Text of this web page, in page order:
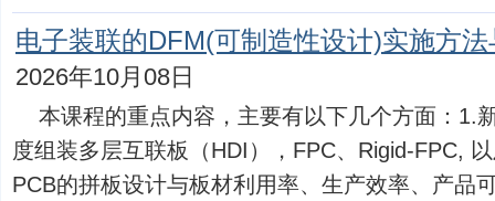
电子装联的DFM(可制造性设计)实施方
2026年10月08日
本课程的重点内容，主要有以下几个方面：1.
度组装多层互联板（HDI），FPC、Rigid-FPC,
PCB的拼板设计与板材利用率、生产效率、产品